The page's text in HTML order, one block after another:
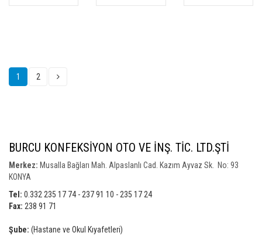
1 2
BURCU KONFEKSİYON OTO VE İNŞ. TİC. LTD.ŞTİ
Merkez: Musalla Bağları Mah. Alpaslanlı Cad. Kazım Ayvaz Sk. No: 93
KONYA
Tel: 0.332 235 17 74 - 237 91 10 - 235 17 24
Fax: 238 91 71
Şube: (Hastane ve Okul Kıyafetleri)